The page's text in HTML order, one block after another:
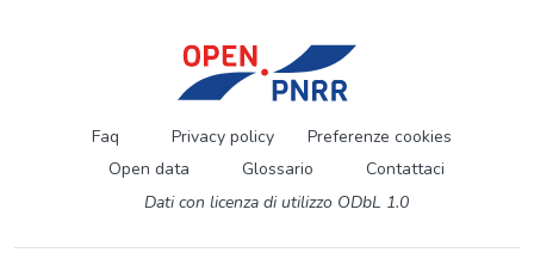
Faq Privacy policy
Preferenze cookies
Open data
Glossario
Contattaci
Dati con licenza di utilizzo ODbL 1.0